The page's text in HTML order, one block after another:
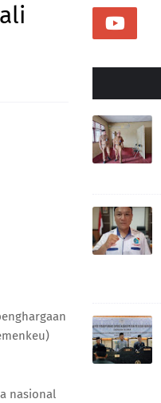
nasional